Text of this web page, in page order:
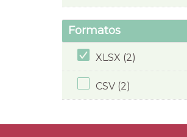
Formatos
XLSX (2)
CSV (2)